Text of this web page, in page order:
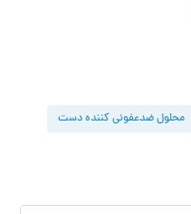
محلول ضدعفونی کننده دست